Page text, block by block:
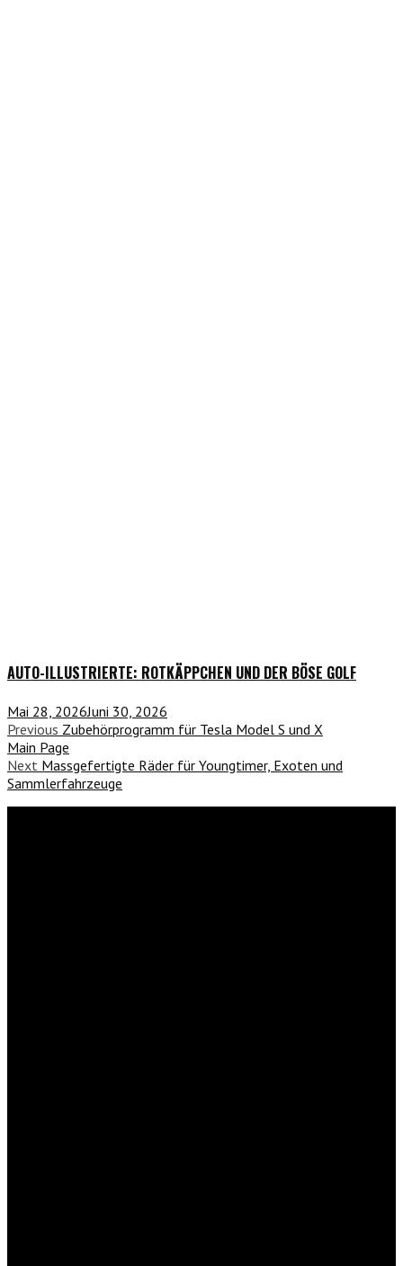
AUTO-ILLUSTRIERTE: ROTKÄPPCHEN UND DER BÖSE GOLF
Mai 28, 2026Juni 30, 2026
Previous Zubehörprogramm für Tesla Model S und X
Main Page
Next Massgefertigte Räder für Youngtimer, Exoten und
Sammlerfahrzeuge